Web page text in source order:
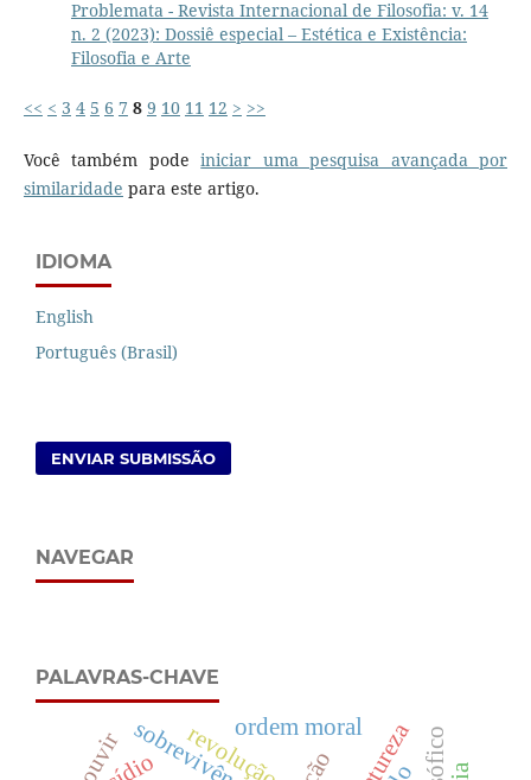
Problemata - Revista Internacional de Filosofia: v. 14
n. 2 (2023): Dossiê especial – Estética e Existência:
Filosofia e Arte
<< < 3 4 5 6 7 8 9 10 11 12 > >>
Você também podeiniciar uma pesquisa avançada por
similaridade para este artigo.
IDIOMA
English
Português (Brasil)
ENVIAR SUBMISSÃO
NAVEGAR
PALAVRAS-CHAVE
sobrevivência
revolução.ordem moral
ouvir